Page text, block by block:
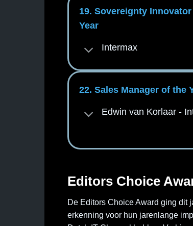
19. Sovereignty
Year
Intermax
22. Sales Manager of the
Edwin van Korlaar -
Editors Choice
De Editors Choice Award ging dit
erkenning voor hun jarenlange